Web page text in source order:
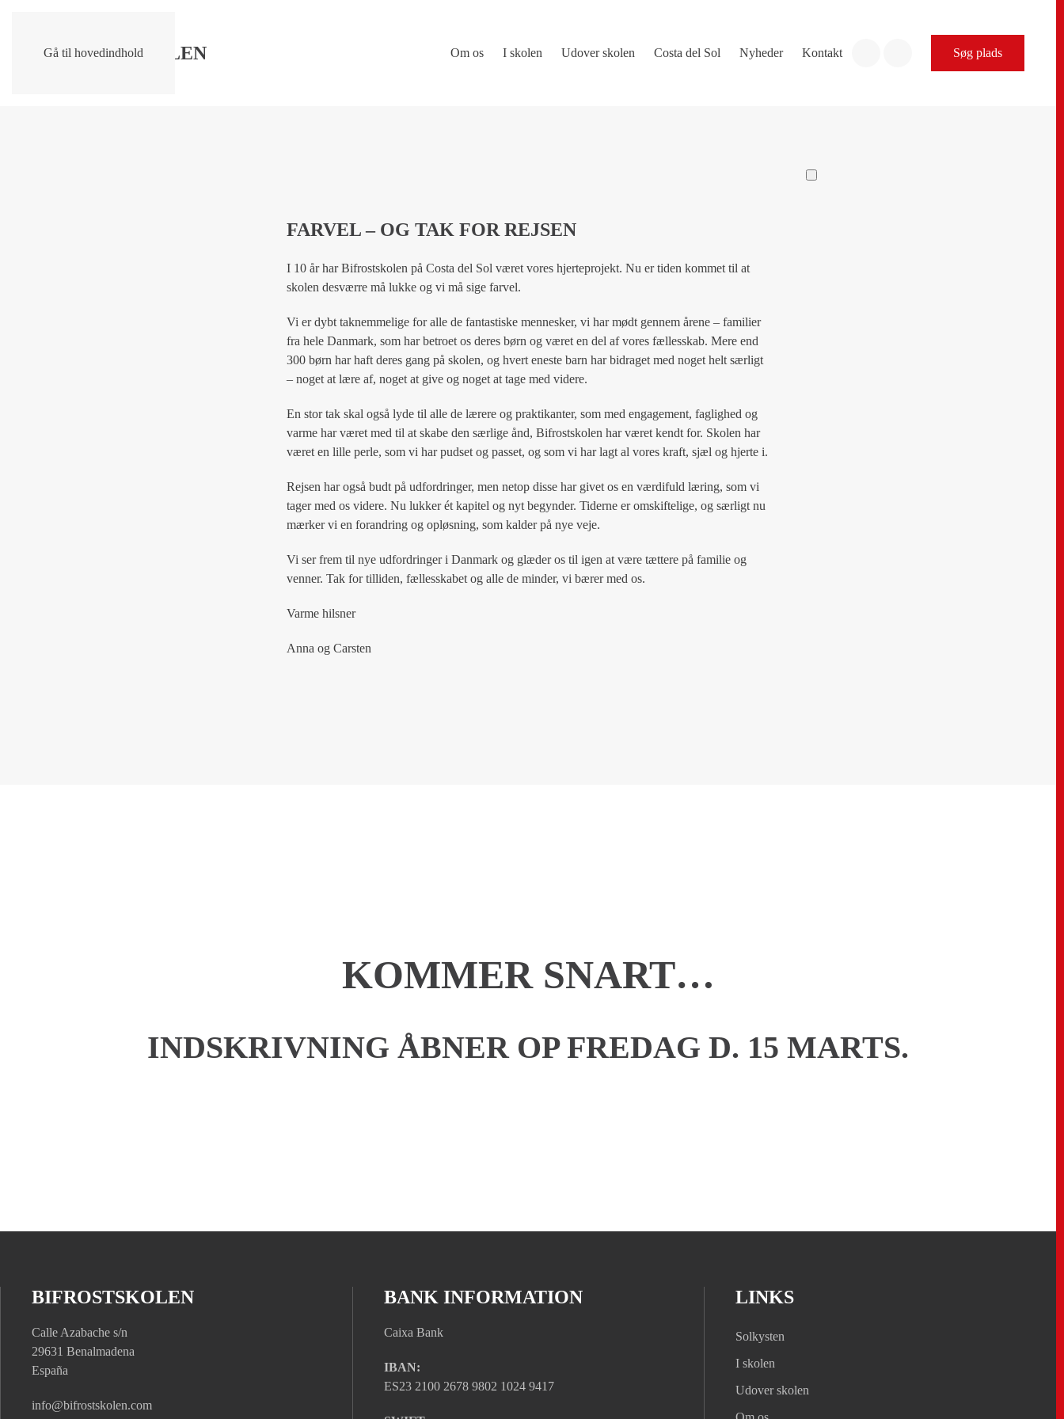
Gå til hovedindhold Om os I skolen Udover skolen Costa del Sol Nyheder Kontakt Søg plads
FARVEL – OG TAK FOR REJSEN
I 10 år har Bifrostskolen på Costa del Sol været vores hjerteprojekt. Nu er tiden kommet til at
skolen desværre må lukke og vi må sige farvel.
Vi er dybt taknemmelige for alle de fantastiske mennesker, vi har mødt gennem årene – familier
fra hele Danmark, som har betroet os deres børn og været en del af vores fællesskab. Mere end
300 børn har haft deres gang på skolen, og hvert eneste barn har bidraget med noget helt særligt
– noget at lære af, noget at give og noget at tage med videre.
En stor tak skal også lyde til alle de lærere og praktikanter, som med engagement, faglighed og
varme har været med til at skabe den særlige ånd, Bifrostskolen har været kendt for. Skolen har
været en lille perle, som vi har pudset og passet, og som vi har lagt al vores kraft, sjæl og hjerte i.
Rejsen har også budt på udfordringer, men netop disse har givet os en værdifuld læring, som vi
tager med os videre. Nu lukker ét kapitel og nyt begynder. Tiderne er omskiftelige, og særligt nu
mærker vi en forandring og opløsning, som kalder på nye veje.
Vi ser frem til nye udfordringer i Danmark og glæder os til igen at være tættere på familie og
venner. Tak for tilliden, fællesskabet og alle de minder, vi bærer med os.
Varme hilsner
Anna og Carsten
KOMMER SNART…
INDSKRIVNING ÅBNER OP FREDAG D. 15 MARTS.
BIFROSTSKOLEN
Calle Azabache s/n
29631 Benalmadena
España
info@bifrostskolen.com
BANK INFORMATION
Caixa Bank
IBAN:
ES23 2100 2678 9802 1024 9417
LINKS
Solkysten
I skolen
Udover skolen